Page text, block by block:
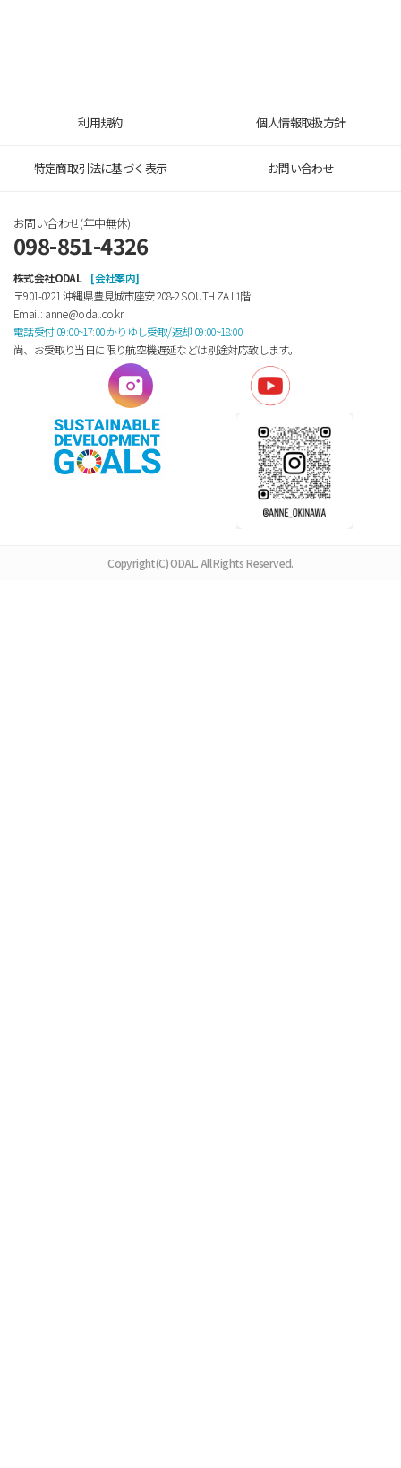
利用規約 個人情報取扱方針
特定商取引法に基づく表示 お問い合わせ
お問い合わせ(年中無休)
098-851-4326
株式会社ODAL
[会社案内]
〒901-0221 沖縄県豊見城市座安 208-2 SOUTH ZA Ⅰ 1階
Email : anne@odal.co.kr
電話受付 09:00~17:00 かりゆし受取/返却 09:00~18:00
尚、お受取り当日に限り航空機遅延などは別途対応致します。
Copyright(C) ODAL. All Rights Reserved.